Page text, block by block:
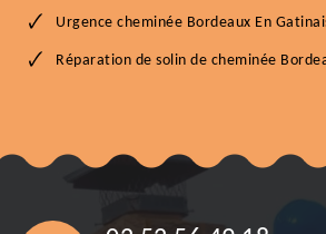
Urgence cheminée Bordeaux En
Réparation de solin de cheminée